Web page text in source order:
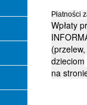
Płatności
Wpłaty
dzieciom
na